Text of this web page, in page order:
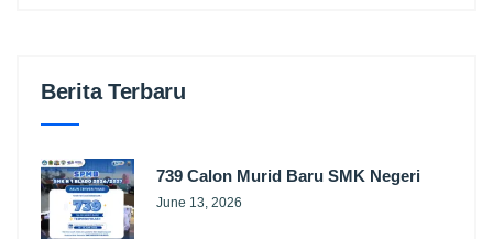
Berita Terbaru
739 Calon Murid Baru SMK Negeri
June 13, 2026